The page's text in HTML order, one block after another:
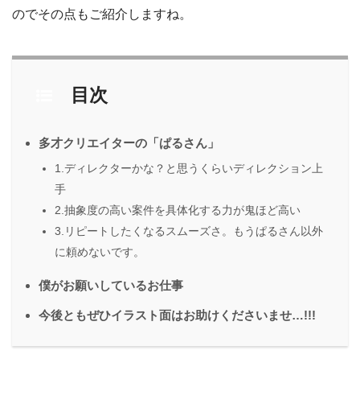
のでその点もご紹介しますね。
目次
多才クリエイターの「ぱるさん」
1.ディレクターかな？と思うくらいディレクション上
手
2.抽象度の高い案件を具体化する力が鬼ほど高い
3.リピートしたくなるスムーズさ。もうぱるさん以外
に頼めないです。
僕がお願いしているお仕事
今後ともぜひイラスト面はお助けくださいませ…!!!